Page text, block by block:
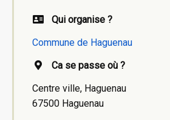
Qui organise ?
Commune de Haguenau
Ca se passe où ?
Centre ville, Haguenau
67500 Haguenau